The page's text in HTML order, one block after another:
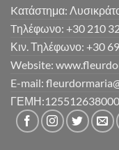
Kατάστημα:
Tηλέφωνο: +30 210
Κιν. Τηλέφωνο: +30
Website:
E-mail:
ΓΕΜΗ:125512638000